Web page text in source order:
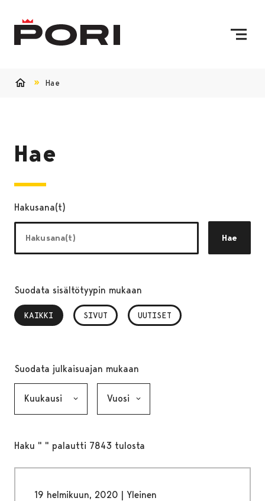
Hae
Hae
Hakusana(t)
Hae
Suodata sisältötyypin mukaan
KAIKKI
, VALITTU SIVUT UUTISET
Suodata julkaisuajan mukaan
Haku " " palautti 7843 tulosta
19 helmikuun, 2020 | Yleinen